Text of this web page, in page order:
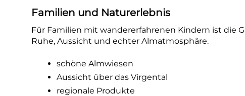
Familien und Naturerlebnis
Für Familien mit wandererfahrenen Kindern ist die
Ruhe, Aussicht und echter Almatmosphäre.
schöne Almwiesen
Aussicht über das Virgental
regionale Produkte